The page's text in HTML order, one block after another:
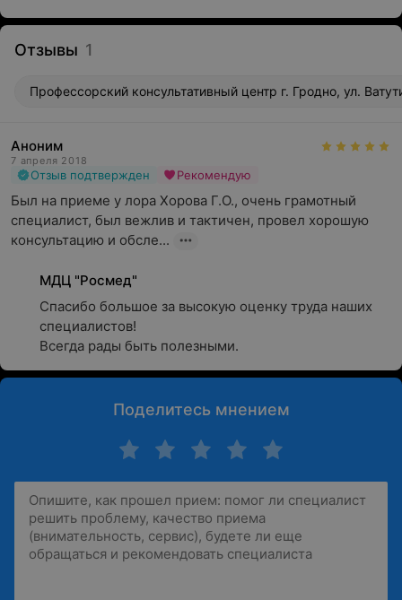
Отзывы 1
Профессорский консультативный центр г. Гродно, ул.
Аноним
7 апреля 2018
Отзыв подтвержден Рекомендую
Был на приеме у лора Хорова Г.О., очень грамотный
специалист, был вежлив и тактичен, провел хорошую
консультацию и обсле...
МДЦ "Росмед"
Спасибо большое за высокую оценку труда наших
специалистов!
Всегда рады быть полезными.
Поделитесь мнением